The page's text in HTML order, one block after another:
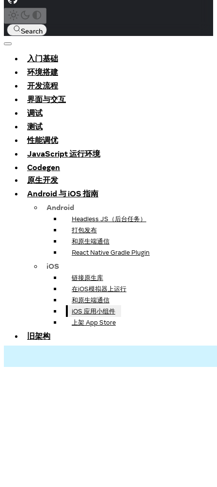
Search
入门基础
环境搭建
开发流程
界面与交互
调试
测试
性能调优
JavaScript 运行环境
Codegen
原生开发
Android 与 iOS 指南
Android
Headless JS（后台任务）
打包发布
和原生端通信
React Native Gradle Plugin
iOS
链接原生库
在iOS模拟器上运行
和原生端通信
iOS 应用小组件
上架 App Store
旧架构